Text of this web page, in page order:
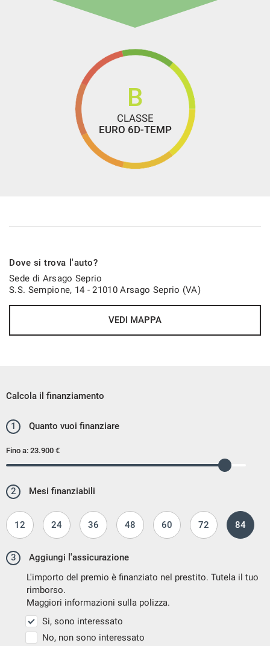
Telecamera per parcheggio assistito
B
CLASSE
EURO 6D-TEMP
Dove si trova l'auto?
Sede di Arsago Seprio
S.S. Sempione, 14 - 21010 Arsago Seprio (VA)
VEDI MAPPA
Calcola il finanziamento
1 Quanto vuoi finanziare
Fino a: 23.900 €
2 Mesi finanziabili
12 24 36 48 60 72 84
3
Aggiungi l'assicurazione
L'importo del premio è finanziato nel prestito. Tutela il tuo
rimborso.
Maggiori informazioni sulla polizza.
Si, sono interessato
No, non sono interessato